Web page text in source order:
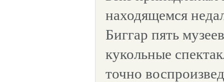
находящемся
Биггар пять
кукольные
точно